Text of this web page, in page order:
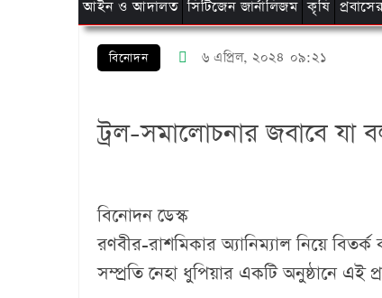
আইন ও আদালত সিটিজেন জার্নালিজম কৃষি
বিনোদন ৬ এপ্রিল, ২০২৪ ০৯:২১
ট্রল-সমালোচনার জবাবে যা
বিনোদন ডেস্ক
রণবীর-রাশমিকার অ্যানিম্যাল নিয়ে বিতর্ক
সম্প্রতি নেহা ধুপিয়ার একটি অনুষ্ঠানে এই